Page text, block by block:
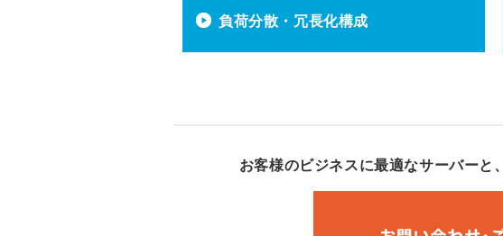
負荷分散・冗長化構成
お客様のビジネスに最適なサーバーと、